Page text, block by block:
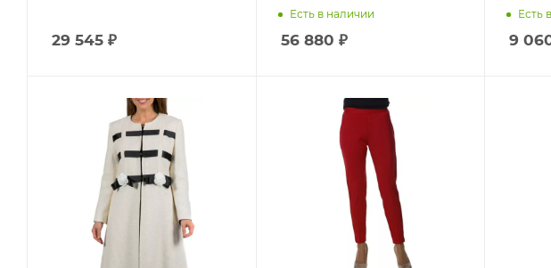
29 545 ₽
Есть в наличии
56 880 ₽
Есть
9